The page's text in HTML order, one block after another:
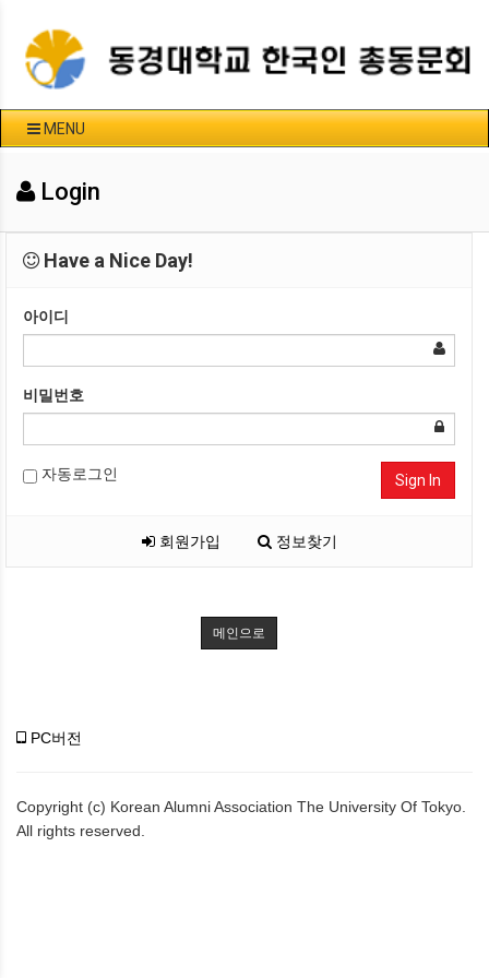
MENU
Login
Have a Nice Day!
아이디
비밀번호
자동로그인 Sign In
회원가입 정보찾기
메인으로
PC버전
Copyright (c) Korean Alumni Association The University Of Tokyo.
All rights reserved.